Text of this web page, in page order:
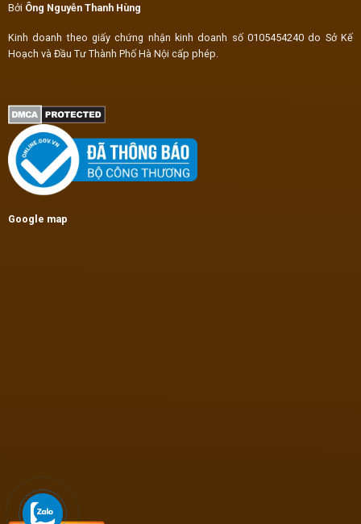
Bởi Ông Nguyễn Thanh Hùng
Kinh doanh theo giấy chứng nhận kinh doanh số 0105454240 do Sở Kế
Hoạch và Đầu Tư Thành Phố Hà Nội cấp phép.
Google map